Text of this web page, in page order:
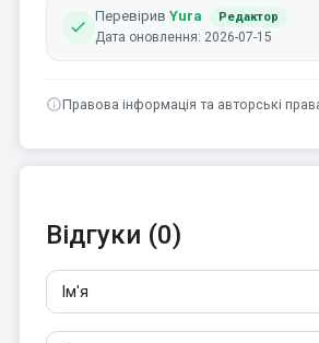
Перевірив Yura Редактор
Дата оновлення: 2026-07-15
Правова інформація та авторські
Відгуки (0)
Ім'я
Ел. пошта
Відгуки
Щонайменше 10 символів.